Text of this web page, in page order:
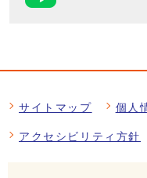
サイトマップ 個人
アクセシビリティ方針